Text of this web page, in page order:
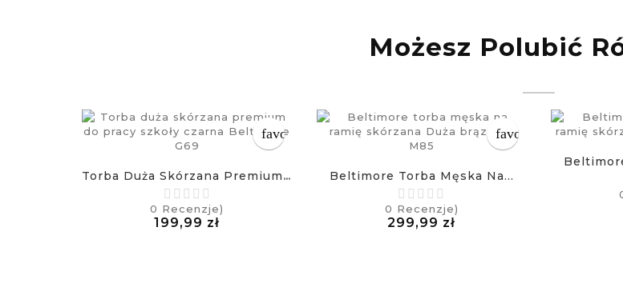
Możesz Polubić
favorite_border
Torba Duża Skórzana Premium...
0 Recenzje)
199,99 zł
favorite_border
Beltimore Torba Męska Na...
0 Recenzje)
299,99 zł